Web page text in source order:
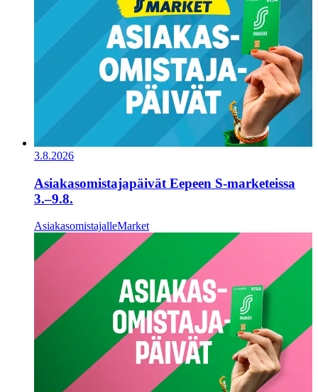
3.8.2026
Asiakasomistajapäivät Eepeen S-marketeissa
3.–9.8.
AsiakasomistajalleMarket